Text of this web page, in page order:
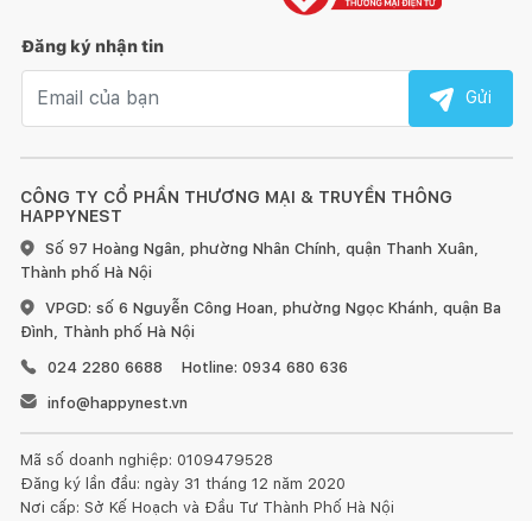
CÔNG TY CỔ PHẦN THƯƠNG MẠI & TRUYỀN THÔNG
HAPPYNEST
Số 97 Hoàng Ngân, phường Nhân Chính, quận Thanh Xuân,
Thành phố Hà Nội
VPGD: số 6 Nguyễn Công Hoan, phường Ngọc Khánh, quận Ba
Đình, Thành phố Hà Nội
024 2280 6688
Hotline: 0934 680 636
info@happynest.vn
Mã số doanh nghiệp: 0109479528
Đăng ký lần đầu: ngày 31 tháng 12 năm 2020
Nơi cấp: Sở Kế Hoạch và Đầu Tư Thành Phố Hà Nội
Đăng ký nhận tin
Gửi